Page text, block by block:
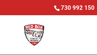
730 992 150